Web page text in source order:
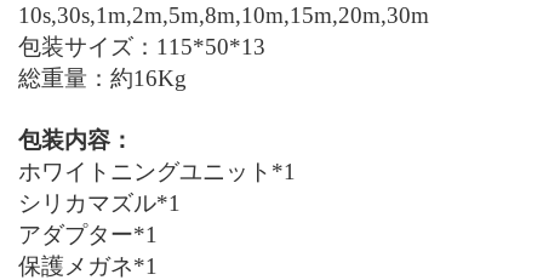
10s,30s,1m,2m,5m,8m,10m,15m,20m,30m
包装サイズ：115*50*13
総重量：約16Kg
包装内容：
ホワイトニングユニット*1
シリカマズル*1
アダプター*1
保護メガネ*1